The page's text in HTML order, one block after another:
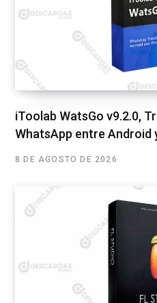
iToolab WatsGo v9.2.0,
WhatsApp entre Android
8 DE AGOSTO DE 2026